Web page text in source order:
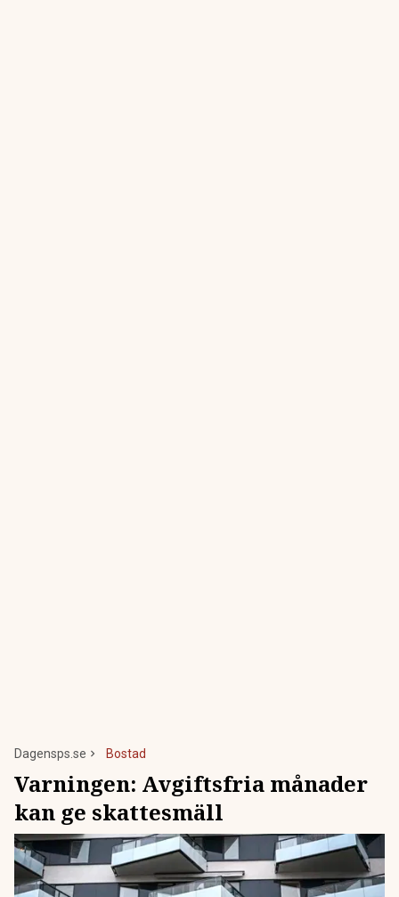
Dagensps.se Bostad
Varningen: Avgiftsfria månader
kan ge skattesmäll